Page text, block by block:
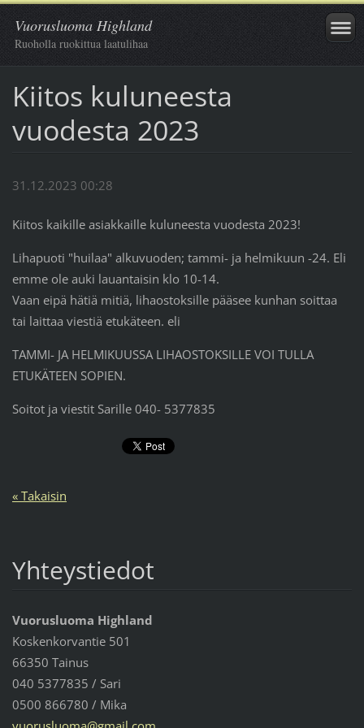
Vuorusluoma Highland
Ruoholla ruokittua laatulihaa
Kiitos kuluneesta
vuodesta 2023
31.12.2023 00:28
Kiitos kaikille asiakkaille kuluneesta vuodesta 2023!
Lihapuoti "huilaa" alkuvuoden; tammi- ja helmikuun -24. Eli
emme ole auki lauantaisin klo 10-14.
Vaan eipä hätiä mitiä, lihaostoksille pääsee kunhan soittaa
tai laittaa viestiä etukäteen. eli
TAMMI- JA HELMIKUUSSA LIHAOSTOKSILLE VOI TULLA
ETUKÄTEEN SOPIEN.
Soitot ja viestit Sarille 040- 5377835
« Takaisin
Yhteystiedot
Vuorusluoma Highland
Koskenkorvantie 501
66350 Tainus
040 5377835 / Sari
0500 866780 / Mika